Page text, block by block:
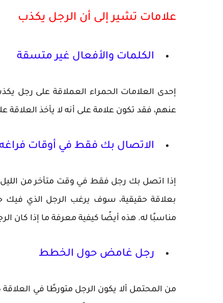
علامات تشير إلى أن الرجل يكذب
الكلمات والأفعال غير متسقة
إحدى العلامات الحمراء العملاقة على رجل
عنهم، فقد تكون علامة على أنه لا يأخذ العلاقة
الاتصال بك فقط في أوقات
إذا اتصل بك رجل فقط في وقت متأخر من الليل
بعلاقة حقيقية، سوف يرغب الرجل الذي
مناسبًا له. هذه أيضًا كيفية معرفة ما إذا كان
رجل غامض حول الخطط
من المحتمل ألا يكون الرجل متورطًا في